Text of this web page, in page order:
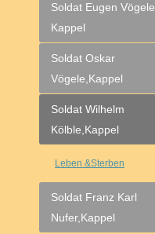
Soldat Eugen Vögele,
Kappel
Soldat Oskar
Vögele,Kappel
Soldat Wilhelm
Kölble,Kappel
Leben &Sterben
Soldat Franz Karl
Nufer,Kappel